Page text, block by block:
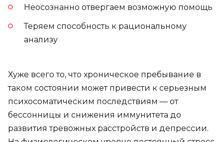
Неосознанно отвергаем возможную помощь
Теряем способность к рациональному
анализу
Хуже всего то, что хроническое пребывание в
таком состоянии может привести к серьезным
психосоматическим последствиям — от
бессонницы и снижения иммунитета до
развития тревожных расстройств и депрессии.